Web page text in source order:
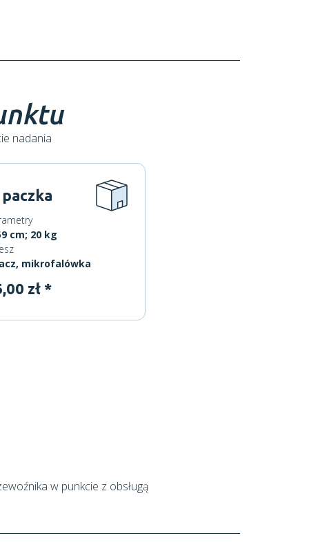
nadania
cm; 20 kg
mikrofalówka
zł *
w punkcie z obsługą